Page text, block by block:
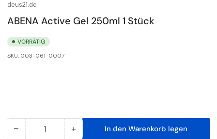
deus21.de
ABENA Active Gel 250ml 1 Stück
VORRÄTIG
SKU: 003-061-0007
− Menge
Anzahl +Menge
In den Warenkorb legen